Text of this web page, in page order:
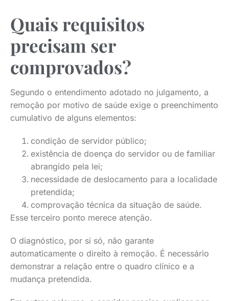
Quais requisitos
precisam ser
comprovados?
Segundo o entendimento adotado no julgamento, a
remoção por motivo de saúde exige o preenchimento
cumulativo de alguns elementos:
condição de servidor público;
existência de doença do servidor ou de familiar
abrangido pela lei;
necessidade de deslocamento para a localidade
pretendida;
comprovação técnica da situação de saúde.
Esse terceiro ponto merece atenção.
O diagnóstico, por si só, não garante
automaticamente o direito à remoção. É necessário
demonstrar a relação entre o quadro clínico e a
mudança pretendida.